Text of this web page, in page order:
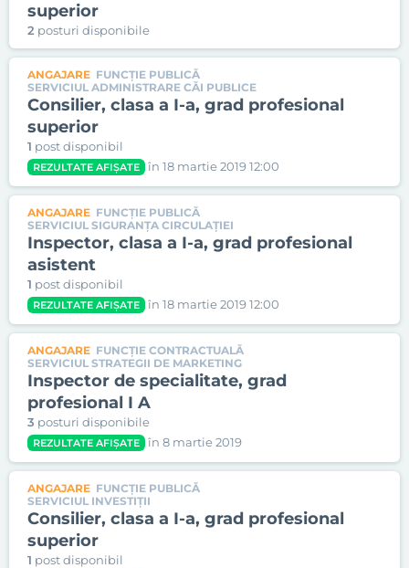
superior
2 posturi disponibile
ANGAJARE FUNCȚIE PUBLICĂ
SERVICIUL ADMINISTRARE CĂI PUBLICE
Consilier, clasa a I-a, grad profesional
superior
1 post disponibil
REZULTATE AFIȘATE în 18 martie 2019 12:00
ANGAJARE FUNCȚIE PUBLICĂ
SERVICIUL SIGURANŢA CIRCULAŢIEI
Inspector, clasa a I-a, grad profesional
asistent
1 post disponibil
REZULTATE AFIȘATE în 18 martie 2019 12:00
ANGAJARE FUNCȚIE CONTRACTUALĂ
SERVICIUL STRATEGII DE MARKETING
Inspector de specialitate, grad
profesional I A
3 posturi disponibile
REZULTATE AFIȘATE în 8 martie 2019
ANGAJARE FUNCȚIE PUBLICĂ
SERVICIUL INVESTIŢII
Consilier, clasa a I-a, grad profesional
superior
1 post disponibil